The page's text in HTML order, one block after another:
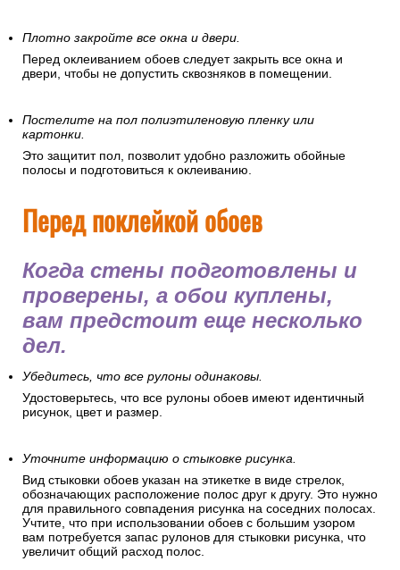
Плотно закройте все окна и двери.
Перед оклеиванием обоев следует закрыть все окна и
двери, чтобы не допустить сквозняков в помещении.
Постелите на пол полиэтиленовую пленку или
картонки.
Это защитит пол, позволит удобно разложить обойные
полосы и подготовиться к оклеиванию.
Перед поклейкой обоев
Когда стены подготовлены и
проверены, а обои куплены,
вам предстоит еще несколько
дел.
Убедитесь, что все рулоны одинаковы.
Удостоверьтесь, что все рулоны обоев имеют идентичный
рисунок, цвет и размер.
Уточните информацию о стыковке рисунка.
Вид стыковки обоев указан на этикетке в виде стрелок,
обозначающих расположение полос друг к другу. Это нужно
для правильного совпадения рисунка на соседних полосах.
Учтите, что при использовании обоев с большим узором
вам потребуется запас рулонов для стыковки рисунка, что
увеличит общий расход полос.